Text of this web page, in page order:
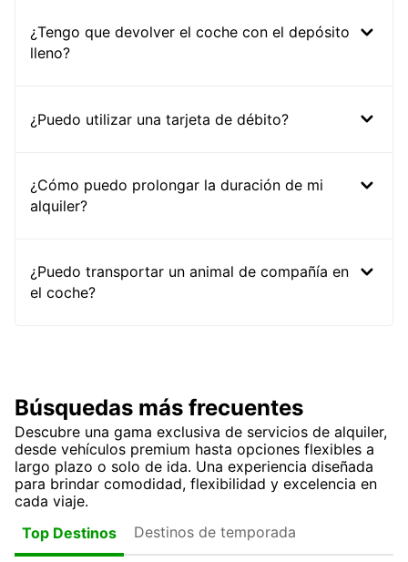
¿Tengo que devolver el coche con el depósito
lleno?
¿Puedo utilizar una tarjeta de débito?
¿Cómo puedo prolongar la duración de mi
alquiler?
¿Puedo transportar un animal de compañía en
el coche?
Búsquedas más frecuentes
Descubre una gama exclusiva de servicios de alquiler,
desde vehículos premium hasta opciones flexibles a
largo plazo o solo de ida. Una experiencia diseñada
para brindar comodidad, flexibilidad y excelencia en
cada viaje.
Top Destinos
Destinos de temporada